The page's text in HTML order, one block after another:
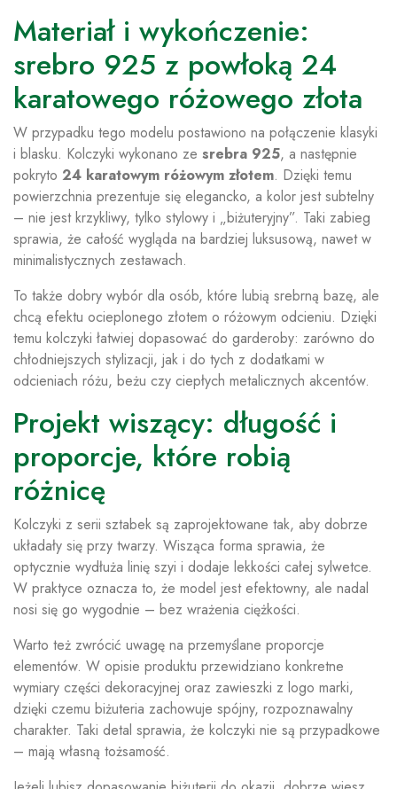
Materiał i wykończenie:
srebro 925 z powłoką 24
karatowego różowego złota
W przypadku tego modelu postawiono na połączenie klasyki
i blasku. Kolczyki wykonano ze srebra 925, a następnie
pokryto 24 karatowym różowym złotem. Dzięki temu
powierzchnia prezentuje się elegancko, a kolor jest subtelny
– nie jest krzykliwy, tylko stylowy i „biżuteryjny”. Taki zabieg
sprawia, że całość wygląda na bardziej luksusową, nawet w
minimalistycznych zestawach.
To także dobry wybór dla osób, które lubią srebrną bazę, ale
chcą efektu ocieplonego złotem o różowym odcieniu. Dzięki
temu kolczyki łatwiej dopasować do garderoby: zarówno do
chłodniejszych stylizacji, jak i do tych z dodatkami w
odcieniach różu, beżu czy ciepłych metalicznych akcentów.
Projekt wiszący: długość i
proporcje, które robią
różnicę
Kolczyki z serii sztabek są zaprojektowane tak, aby dobrze
układały się przy twarzy. Wisząca forma sprawia, że
optycznie wydłuża linię szyi i dodaje lekkości całej sylwetce.
W praktyce oznacza to, że model jest efektowny, ale nadal
nosi się go wygodnie – bez wrażenia ciężkości.
Warto też zwrócić uwagę na przemyślane proporcje
elementów. W opisie produktu przewidziano konkretne
wymiary części dekoracyjnej oraz zawieszki z logo marki,
dzięki czemu biżuteria zachowuje spójny, rozpoznawalny
charakter. Taki detal sprawia, że kolczyki nie są przypadkowe
– mają własną tożsamość.